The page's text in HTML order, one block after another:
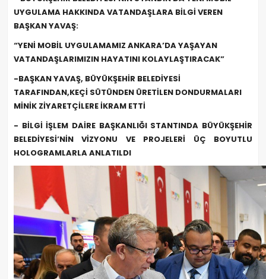
UYGULAMA HAKKINDA VATANDAŞLARA BİLGİ VEREN
BAŞKAN YAVAŞ:
“YENİ MOBİL UYGULAMAMIZ ANKARA’DA YAŞAYAN
VATANDAŞLARIMIZIN HAYATINI KOLAYLAŞTIRACAK”
-BAŞKAN YAVAŞ, BÜYÜKŞEHİR BELEDİYESİ
TARAFINDAN,KEÇİ SÜTÜNDEN ÜRETİLEN DONDURMALARI
MİNİK ZİYARETÇİLERE İKRAM ETTİ
- BİLGİ İŞLEM DAİRE BAŞKANLIĞI STANTINDA BÜYÜKŞEHİR
BELEDİYESİ’NİN VİZYONU VE PROJELERİ ÜÇ BOYUTLU
HOLOGRAMLARLA ANLATILDI